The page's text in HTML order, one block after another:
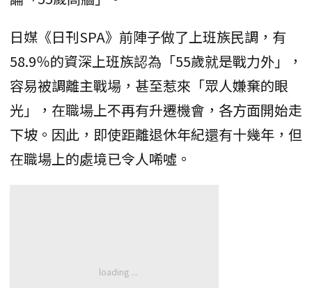
日媒《日刊SPA》前陣子做了上班族民調，有
58.9％的資深上班族認為「55歲就是戰力外」，
容易被調離主戰場，甚至惹來「眾人嫌棄的眼
光」，在職場上不再有升遷機會，各方面開始走
下坡。因此，即使距離退休年紀還有十幾年，但
在職場上的處境已令人唏噓。